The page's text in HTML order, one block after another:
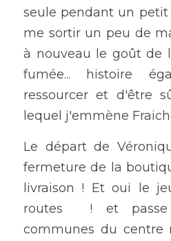
seule pendant un
me sortir un peu de
à nouveau le goût de
fumée... histoire
ressourcer et d'être
lequel j'emmène
Le départ de
fermeture de la
livraison ! Et oui le
routes  ! et
communes du centre